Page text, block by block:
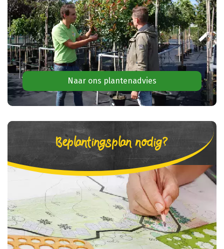
Naar ons plantenadvies
Beplantingsplan nodig?